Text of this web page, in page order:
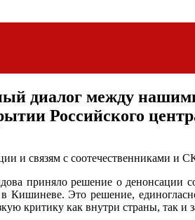
диалог между
Российского
и связям с соотечественниками
приняло решение о денонсации
Это решение,
критику как внутри страны, так и